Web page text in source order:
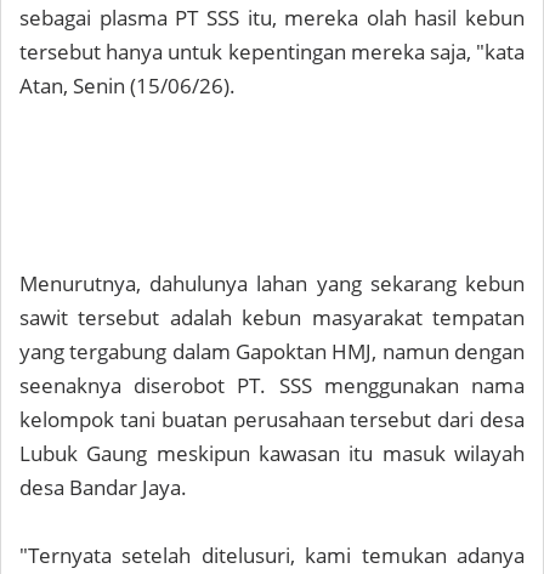
sebagai plasma PT SSS itu, mereka olah hasil kebun
tersebut hanya untuk kepentingan mereka saja, "kata
Atan, Senin (15/06/26).
Menurutnya, dahulunya lahan yang sekarang kebun
sawit tersebut adalah kebun masyarakat tempatan
yang tergabung dalam Gapoktan HMJ, namun dengan
seenaknya diserobot PT. SSS menggunakan nama
kelompok tani buatan perusahaan tersebut dari desa
Lubuk Gaung meskipun kawasan itu masuk wilayah
desa Bandar Jaya.
"Ternyata setelah ditelusuri, kami temukan adanya